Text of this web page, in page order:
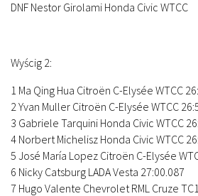
DNF Nestor Girolami Honda Civic WTCC
Wyścig 2:
1 Ma Qing Hua Citroën C-Elysée WTCC
2 Yvan Muller Citroën C-Elysée WTCC
3 Gabriele Tarquini Honda Civic WTCC
4 Norbert Michelisz Honda Civic WTCC
5 José María Lopez Citroën C-Elysée
6 Nicky Catsburg LADA Vesta 27:00.087
7 Hugo Valente Chevrolet RML Cruze